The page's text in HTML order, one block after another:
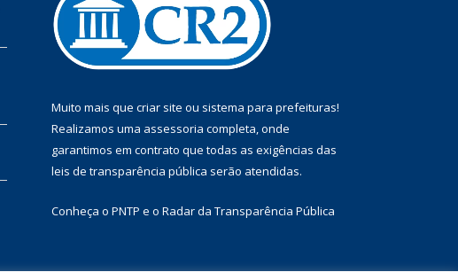
Muito mais que criar site ou sistema para prefeituras!
Realizamos uma assessoria completa, onde
garantimos em contrato que todas as exigências das
leis de transparência pública serão atendidas.
Conheça o PNTP e o Radar da Transparência Pública